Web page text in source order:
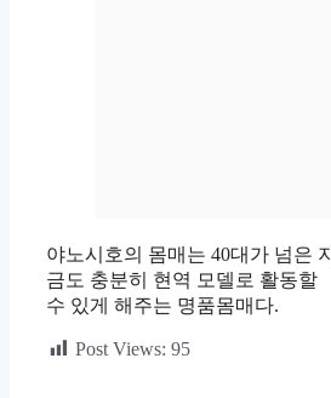
야노시호의 몸매는 40대가 넘은 지
금도 충분히 현역 모델로 활동할
수 있게 해주는 명품몸매다.
Post Views: 95